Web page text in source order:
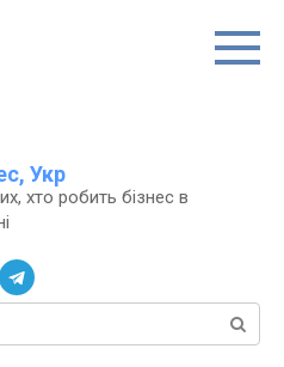
Укр
хто робить бізнес в